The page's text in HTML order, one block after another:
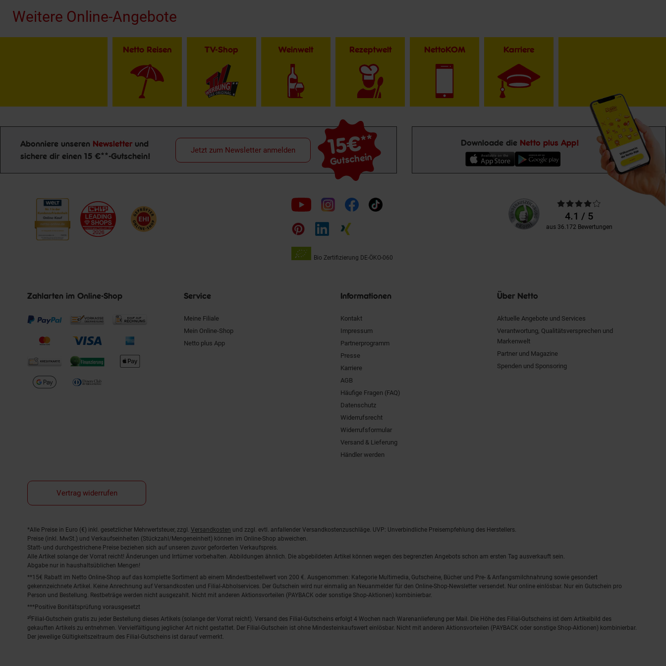
Weitere Online-Angebote
Netto Reisen TV-Shop Weinwelt Rezeptwelt NettoKOM Karriere
Newsletter Anmeldung
Abonniere unseren Newsletter und
sichere dir einen 15 €**-Gutschein!
15€**
Gutschein
Jetzt zum Newsletter anmelden
Downloade die Netto plus App!
Folge
uns
auf
Bio Zertifizierung DE-ÖKO-060
Unsere
Kundenbewertungen
Durchschnittliche
Bewertungen4.1 / 5
aus 36.172 Bewertungen
Zahlarten im Online-Shop Service
Meine Filiale
Mein Online-Shop
Netto plus App
Informationen
Kontakt
Impressum
Partnerprogramm
Presse
Karriere
AGB
Häufige Fragen (FAQ)
Datenschutz
Widerrufsrecht
Widerrufsformular
Versand & Lieferung
Händler werden
Über Netto
Aktuelle Angebote und Services
Verantwortung, Qualitätsversprechen und
Markenwelt
Partner und Magazine
Spenden und Sponsoring
Vertrag widerrufen
Fußnoten
*Alle Preise in Euro (€) inkl. gesetzlicher Mehrwertsteuer, zzgl. Versandkosten und zzgl. evtl. anfallender Versandkostenzuschläge. UVP: Unverbindliche Preisempfehlung des Herstellers.
Preise (inkl. MwSt.) und Verkaufseinheiten (Stückzahl/Mengeneinheit) können im Online-Shop abweichen.
Statt- und durchgestrichene Preise beziehen sich auf unseren zuvor geforderten Verkaufspreis.
Alle Artikel solange der Vorrat reicht! Änderungen und Irrtümer vorbehalten. Abbildungen ähnlich. Die abgebildeten Artikel können wegen des begrenzten Angebots schon am ersten Tag ausverkauft sein.
Abgabe nur in haushaltsüblichen Mengen!
**15€ Rabatt im Netto Online-Shop auf das komplette Sortiment ab einem Mindestbestellwert von 200 €. Ausgenommen: Kategorie Multimedia, Gutscheine, Bücher und Pre- & Anfangsmilchnahrung sowie gesondert
gekennzeichnete Artikel. Keine Anrechnung auf Versandkosten und Filial-Abholservices. Der Gutschein wird nur einmalig an Neuanmelder für den Online-Shop-Newsletter versendet. Nur online einlösbar. Nur ein Gutschein pro
Person und Bestellung. Restbeträge werden nicht ausgezahlt. Nicht mit anderen Aktionsvorteilen (PAYBACK oder sonstige Shop-Aktionen) kombinierbar.
***Positive Bonitätsprüfung vorausgesetzt
²⁰Filial-Gutschein gratis zu jeder Bestellung dieses Artikels (solange der Vorrat reicht). Versand des Filial-Gutscheins erfolgt 4 Wochen nach Warenanlieferung per Mail. Die Höhe des Filial-Gutscheins ist dem Artikelbild des
gekauften Artikels zu entnehmen. Vervielfältigung jeglicher Art nicht gestattet. Der Filial-Gutschein ist ohne Mindesteinkaufswert einlösbar. Nicht mit anderen Aktionsvorteilen (PAYBACK oder sonstige Shop-Aktionen) kombinierbar.
Der jeweilige Gültigkeitszeitraum des Filial-Gutscheins ist darauf vermerkt.